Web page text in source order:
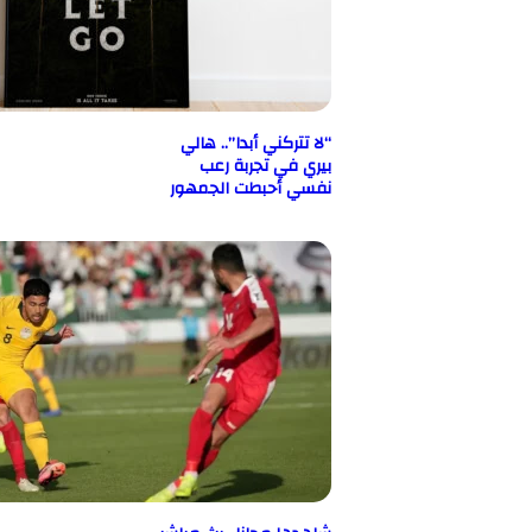
“لا تتركني أبدا”.. هالي
بيري في تجربة رعب
نفسي أحبطت الجمهور